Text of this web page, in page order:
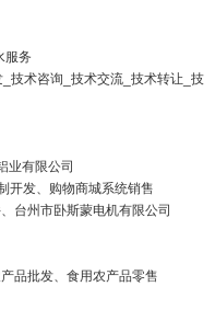
服务
技术咨询_技术交流_技术转让_技
业有限公司
开发、购物商城系统销售
台州市卧斯蒙电机有限公司
品批发、食用农产品零售